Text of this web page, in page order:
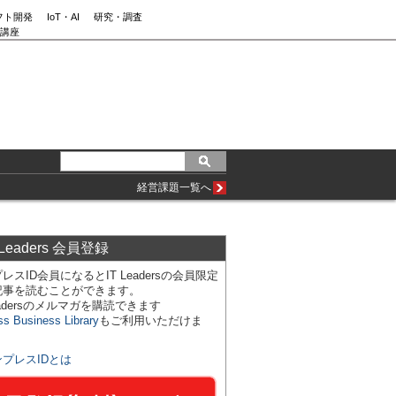
ト開発 IoT・AI
研究・調査
座
経営課題一覧へ
会員登録
スID会員になるとIT Leadersの会員限定
を読むことができます。
のメルマガを購読できます
Business Libraryもご利用いただけま
プレスIDとは